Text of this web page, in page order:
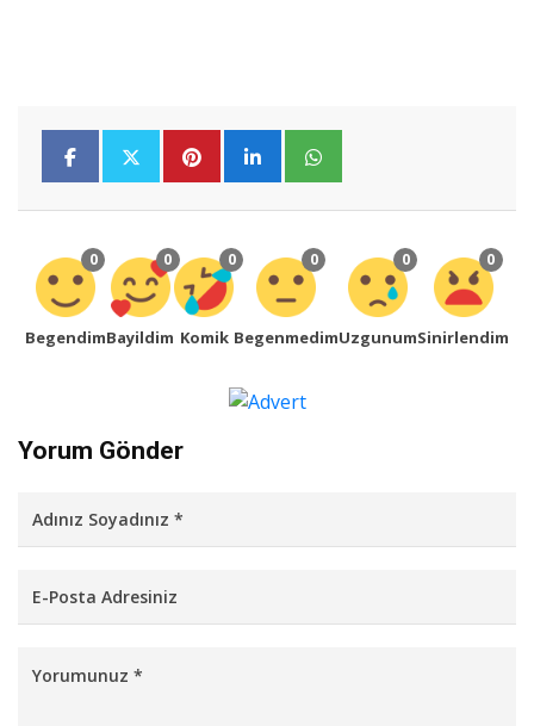
0
Begendim
0
Bayildim
0
Komik
0
Begenmedim
0
Uzgunum
0
Sinirlendim
Yorum Gönder